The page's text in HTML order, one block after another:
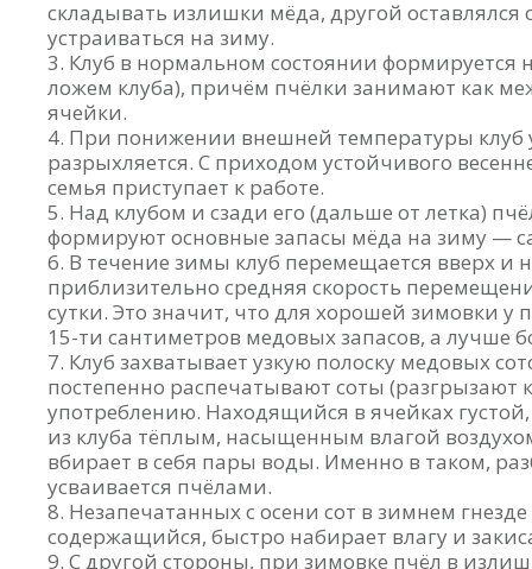
складывать излишки мёда, другой
устраиваться на зиму.
Клуб в нормальном состоянии формируется
ложем клуба), причём пчёлки занимают как
ячейки.
При понижении внешней температуры
разрыхляется. С приходом устойчивого
семья приступает к работе.
Над клубом и сзади его (дальше от летка)
формируют основные запасы мёда на зиму —
В течение зимы клуб перемещается вверх и
приблизительно средняя скорость
сутки. Это значит, что для хорошей зимовки у
15-ти сантиметров медовых запасов, а лучше
Клуб захватывает узкую полоску медовых
постепенно распечатывают соты
употреблению. Находящийся в ячейках
из клуба тёплым, насыщенным влагой
вбирает в себя пары воды. Именно в таком,
усваивается пчёлами.
Незапечатанных с осени сот в зимнем
содержащийся, быстро набирает влагу и
С другой стороны, при зимовке пчёл в